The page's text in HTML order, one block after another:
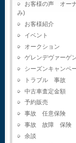
お客様の声 オー
み)
お客様紹介
イベント
オークション
ゲレンデヴァーゲ
シーズンキャンペ
トラブル 事故
中古車査定金額
予約販売
事故 任意保険
事故 故障 保険
余談